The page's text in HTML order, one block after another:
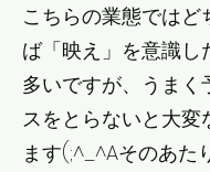
こちらの業態ではど
ば「映え」を意識し
多いですが、うまく
スをとらないと大変
ます(;^_^Aそのあた